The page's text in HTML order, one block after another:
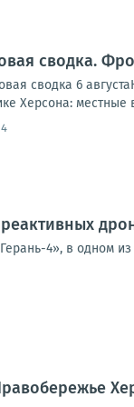
сводка.
сводка 6
Херсона:
4», в одном